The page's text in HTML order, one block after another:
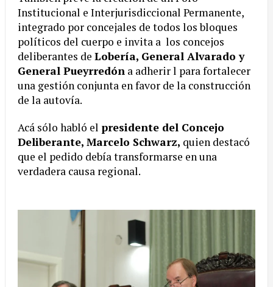
Institucional e Interjurisdiccional Permanente,
integrado por concejales de todos los bloques
políticos del cuerpo e invita a los concejos
deliberantes de Lobería, General Alvarado y
General Pueyrredón a adherir l para fortalecer
una gestión conjunta en favor de la construcción
de la autovía.
Acá sólo habló el presidente del Concejo
Deliberante, Marcelo Schwarz, quien destacó
que el pedido debía transformarse en una
verdadera causa regional.